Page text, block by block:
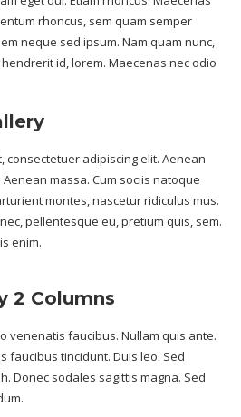
rhoncus, sem quam semper
neque sed ipsum. Nam quam nunc,
id, lorem. Maecenas nec odio
consectetuer adipiscing elit. Aenean
massa. Cum sociis natoque
montes, nascetur ridiculus mus.
pellentesque eu, pretium quis, sem.
enim.
2 Columns
venenatis faucibus. Nullam quis ante.
faucibus tincidunt. Duis leo. Sed
Donec sodales sagittis magna. Sed